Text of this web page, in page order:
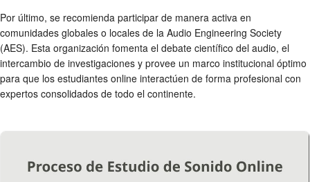
Por último, se recomienda participar de manera activa en
comunidades globales o locales de la Audio Engineering Society
(AES). Esta organización fomenta el debate científico del audio, el
intercambio de investigaciones y provee un marco institucional óptimo
para que los estudiantes online interactúen de forma profesional con
expertos consolidados de todo el continente.